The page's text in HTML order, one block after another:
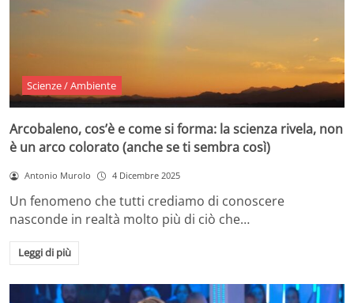
Scienze / Ambiente
Arcobaleno, cos’è e come si forma: la scienza rivela, non
è un arco colorato (anche se ti sembra così)
Antonio Murolo 4 Dicembre 2025
Un fenomeno che tutti crediamo di conoscere
nasconde in realtà molto più di ciò che…
Leggi di più